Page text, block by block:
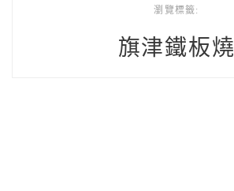
瀏覽標籤:
旗津鐵板燒